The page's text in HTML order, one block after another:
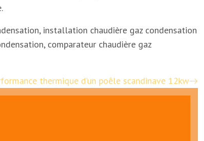
installation chaudière gaz condensation
comparateur chaudière gaz
thermique d’un poêle scandinave 12kw